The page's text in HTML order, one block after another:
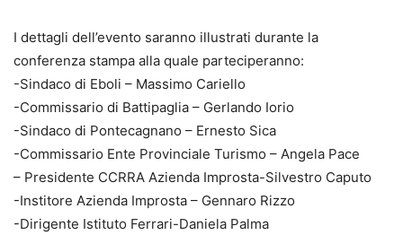
I dettagli dell’evento saranno illustrati durante la
conferenza stampa alla quale parteciperanno:
-Sindaco di Eboli – Massimo Cariello
-Commissario di Battipaglia – Gerlando Iorio
-Sindaco di Pontecagnano – Ernesto Sica
-Commissario Ente Provinciale Turismo – Angela Pace
– Presidente CCRRA Azienda Improsta-Silvestro Caputo
-Institore Azienda Improsta – Gennaro Rizzo
-Dirigente Istituto Ferrari-Daniela Palma